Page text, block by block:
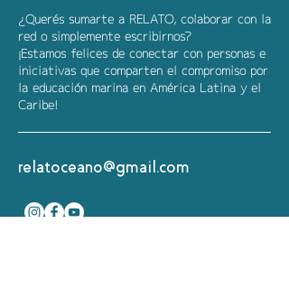
Arrecifes coralinos en
Venezuela: Frágil patrimonio
¿Querés sumarte a RELATO, colaborar con la
red o simplemente escribirnos?
¡Estamos felices de conectar con personas e
iniciativas que comparten el compromiso por
la educación marina en América Latina y el
Caribe!
relatoceano@gmail.com